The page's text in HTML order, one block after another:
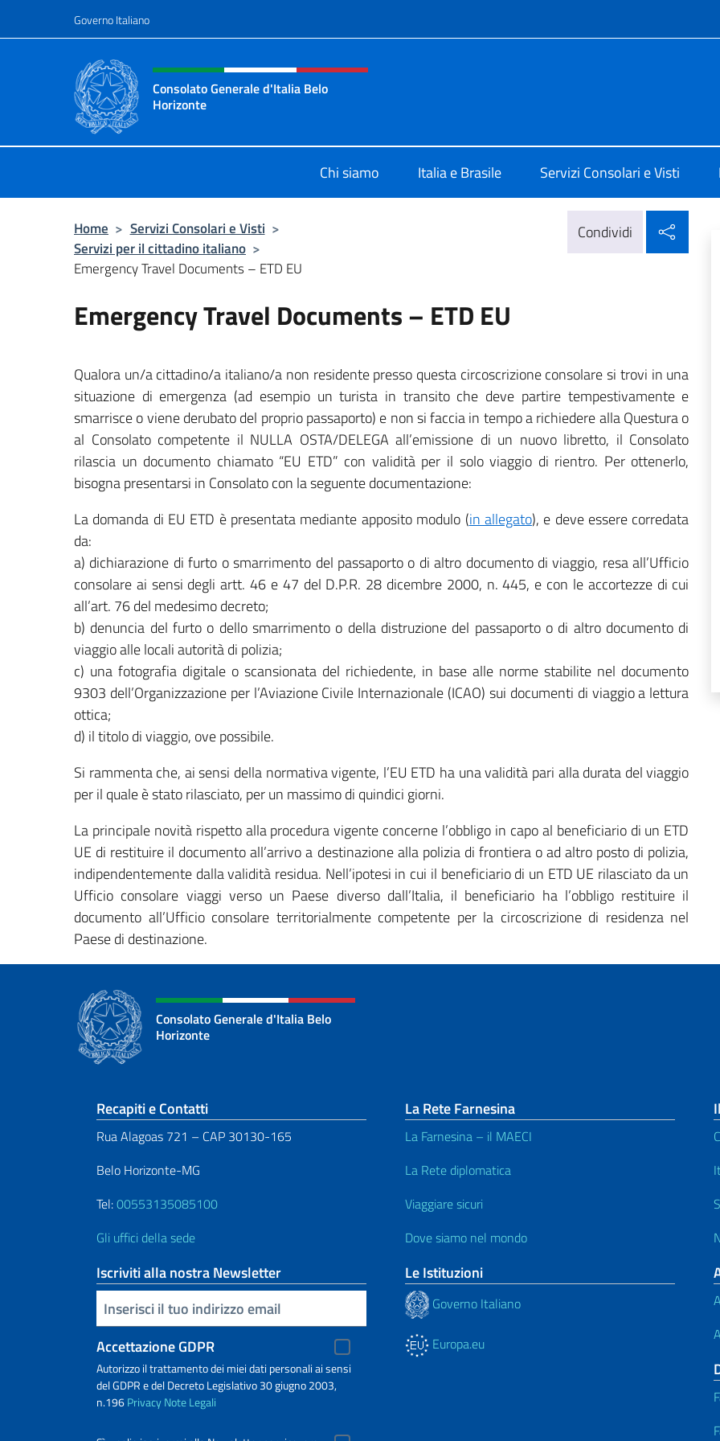
Governo Italiano
Intestazione sito, social e menù
Consolato Generale d'Italia Belo
Horizonte
Chi siamo Italia e Brasile Servizi Consolari e Visti
Home > Servizi Consolari e Visti >
Servizi per il cittadino italiano >
Emergency Travel Documents – ETD EU
Condividi
Emergency Travel Documents – ETD EU
Qualora un/a cittadino/a italiano/a non residente presso questa circoscrizione consolare si trovi in una
situazione di emergenza (ad esempio un turista in transito che deve partire tempestivamente e
smarrisce o viene derubato del proprio passaporto) e non si faccia in tempo a richiedere alla Questura o
al Consolato competente il NULLA OSTA/DELEGA all’emissione di un nuovo libretto, il Consolato
rilascia un documento chiamato “EU ETD” con validità per il solo viaggio di rientro. Per ottenerlo,
bisogna presentarsi in Consolato con la seguente documentazione:
La domanda di EU ETD è presentata mediante apposito modulo (in allegato), e deve essere corredata
da:
a) dichiarazione di furto o smarrimento del passaporto o di altro documento di viaggio, resa all’Ufficio
consolare ai sensi degli artt. 46 e 47 del D.P.R. 28 dicembre 2000, n. 445, e con le accortezze di cui
all’art. 76 del medesimo decreto;
b) denuncia del furto o dello smarrimento o della distruzione del passaporto o di altro documento di
viaggio alle locali autorità di polizia;
c) una fotografia digitale o scansionata del richiedente, in base alle norme stabilite nel documento
9303 dell’Organizzazione per l’Aviazione Civile Internazionale (ICAO) sui documenti di viaggio a lettura
ottica;
d) il titolo di viaggio, ove possibile.
Si rammenta che, ai sensi della normativa vigente, l’EU ETD ha una validità pari alla durata del viaggio
per il quale è stato rilasciato, per un massimo di quindici giorni.
La principale novità rispetto alla procedura vigente concerne l’obbligo in capo al beneficiario di un ETD
UE di restituire il documento all’arrivo a destinazione alla polizia di frontiera o ad altro posto di polizia,
indipendentemente dalla validità residua. Nell’ipotesi in cui il beneficiario di un ETD UE rilasciato da un
Ufficio consolare viaggi verso un Paese diverso dall’Italia, il beneficiario ha l’obbligo restituire il
documento all’Ufficio consolare territorialmente competente per la circoscrizione di residenza nel
Paese di destinazione.
Consolato Generale d'Italia Belo
Horizonte
Sezione footer
Recapiti e Contatti
Rua Alagoas 721 – CAP 30130-165
Belo Horizonte-MG
Tel:00553135085100
Gli uffici della sede
Iscriviti alla nostra Newsletter
Inserisci la tua email
Accettazione GDPR
Autorizzo il trattamento dei miei dati personali ai sensi
del GDPR e del Decreto Legislativo 30 giugno 2003,
n.196PrivacyNote Legali
La Rete Farnesina
La Farnesina – il MAECI
La Rete diplomatica
Viaggiare sicuri
Dove siamo nel mondo
Le Istituzioni
Governo Italiano
Europa.eu